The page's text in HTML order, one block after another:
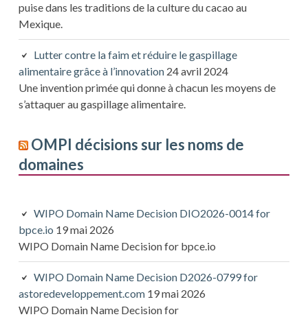
puise dans les traditions de la culture du cacao au
Mexique.
Lutter contre la faim et réduire le gaspillage
alimentaire grâce à l’innovation 24 avril 2024
Une invention primée qui donne à chacun les moyens de
s’attaquer au gaspillage alimentaire.
OMPI décisions sur les noms de
domaines
WIPO Domain Name Decision DIO2026-0014 for
bpce.io 19 mai 2026
WIPO Domain Name Decision for bpce.io
WIPO Domain Name Decision D2026-0799 for
astoredeveloppement.com 19 mai 2026
WIPO Domain Name Decision for